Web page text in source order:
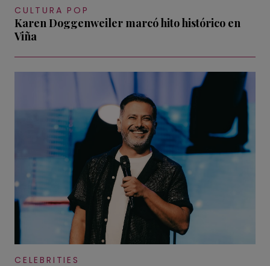
CULTURA POP
Karen Doggenweiler marcó hito histórico en
Viña
CELEBRITIES